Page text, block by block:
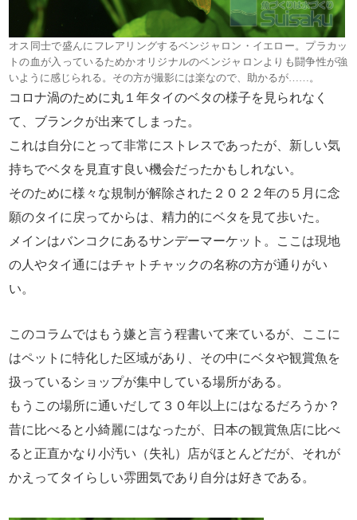
オス同士で盛んにフレアリングするベンジャロン・イエロー。プラカッ
トの血が入っているためかオリジナルのベンジャロンよりも闘争性が強
いように感じられる。その方が撮影には楽なので、助かるが……。
コロナ渦のために丸１年タイのベタの様子を見られなく
て、ブランクが出来てしまった。
これは自分にとって非常にストレスであったが、新しい気
持ちでベタを見直す良い機会だったかもしれない。
そのために様々な規制が解除された２０２２年の５月に念
願のタイに戻ってからは、精力的にベタを見て歩いた。
メインはバンコクにあるサンデーマーケット。ここは現地
の人やタイ通にはチャトチャックの名称の方が通りがい
い。
このコラムではもう嫌と言う程書いて来ているが、ここに
はペットに特化した区域があり、その中にベタや観賞魚を
扱っているショップが集中している場所がある。
もうこの場所に通いだして３０年以上にはなるだろうか？
昔に比べると小綺麗にはなったが、日本の観賞魚店に比べ
ると正直かなり小汚い（失礼）店がほとんどだが、それが
かえってタイらしい雰囲気であり自分は好きである。